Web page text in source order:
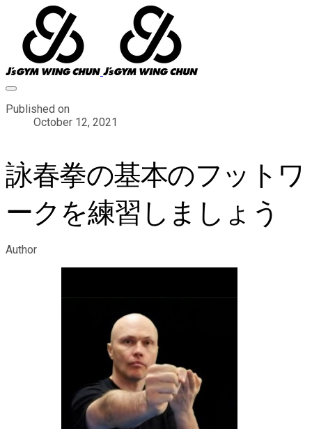
Published on
October 12, 2021
詠春拳の基本のフットワ
ークを練習しましょう
Author